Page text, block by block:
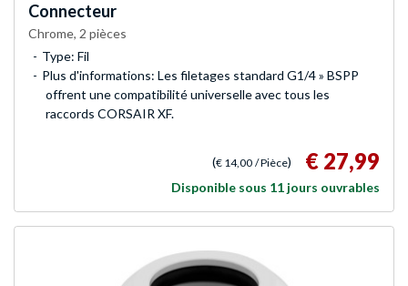
Connecteur
Chrome, 2 pièces
Type: Fil
Plus d'informations: Les filetages standard G1/4 » BSPP
offrent une compatibilité universelle avec tous les
raccords CORSAIR XF.
(€ 14,00 / Pièce) € 27,99
Disponible sous 11 jours ouvrables